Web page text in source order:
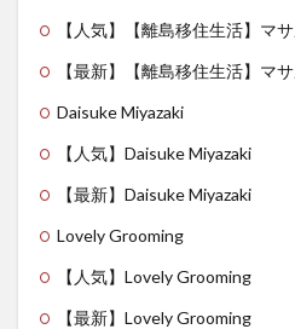
【人気】【離島移住生活】マ
【最新】【離島移住生活】マ
Daisuke Miyazaki
【人気】Daisuke Miyazaki
【最新】Daisuke Miyazaki
Lovely Grooming
【人気】Lovely Grooming
【最新】Lovely Grooming